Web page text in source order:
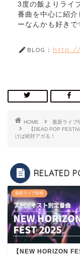
3度の飯よりライ
番曲を中心に紹
ーなんかも好きで
BLOG： http://
HOME
最新ライブ
【DEAD POP
けば絶対アガる！
RELATED
最新ライブ情報
【NEW HORIZON